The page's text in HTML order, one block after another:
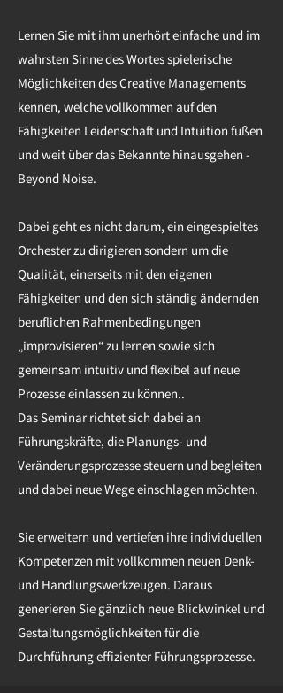
Lernen Sie mit ihm unerhört einfache und im
wahrsten Sinne des Wortes spielerische
Möglichkeiten des Creative Managements
kennen, welche vollkommen auf den
Fähigkeiten Leidenschaft und Intuition fußen
und weit über das Bekannte hinausgehen -
Beyond Noise.
Dabei geht es nicht darum, ein eingespieltes
Orchester zu dirigieren sondern um die
Qualität, einerseits mit den eigenen
Fähigkeiten und den sich ständig ändernden
beruflichen Rahmenbedingungen
„improvisieren“ zu lernen sowie sich
gemeinsam intuitiv und flexibel auf neue
Prozesse einlassen zu können..
Das Seminar richtet sich dabei an
Führungskräfte, die Planungs- und
Veränderungsprozesse steuern und begleiten
und dabei neue Wege einschlagen möchten.
Sie erweitern und vertiefen ihre individuellen
Kompetenzen mit vollkommen neuen Denk-
und Handlungswerkzeugen. Daraus
generieren Sie gänzlich neue Blickwinkel und
Gestaltungsmöglichkeiten für die
Durchführung effizienter Führungsprozesse.